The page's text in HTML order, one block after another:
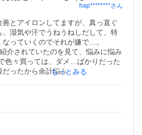
hap********さん
善とアイロンしてますが、真っ直ぐ
湿気や汗でうねうねしだして、特
っていくのでそれが嫌で…。
介されていたのを見て、悩みに悩み
色々買っては、ダメ…ばかりだった
だったから余計悩み…)
いので、重たくなってしまって。
気や汗でのうねりは、まだわかりま
もっとみる